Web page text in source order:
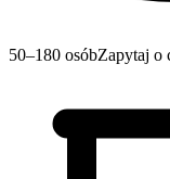
50–180 osóbZapytaj o